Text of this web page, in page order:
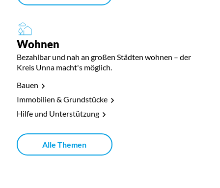
Wohnen
Bezahlbar und nah an großen Städten wohnen – der
Kreis Unna macht's möglich.
Bauen
Immobilien & Grundstücke
Hilfe und Unterstützung
Alle Themen